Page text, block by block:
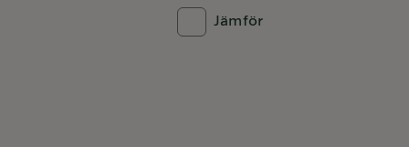
Jämför